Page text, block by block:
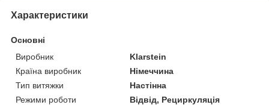
Характеристики
Основні
Виробник
Klarstein
Країна виробник
Німеччина
Тип витяжки
Настінна
Режими роботи
Відвід, Рециркуляція